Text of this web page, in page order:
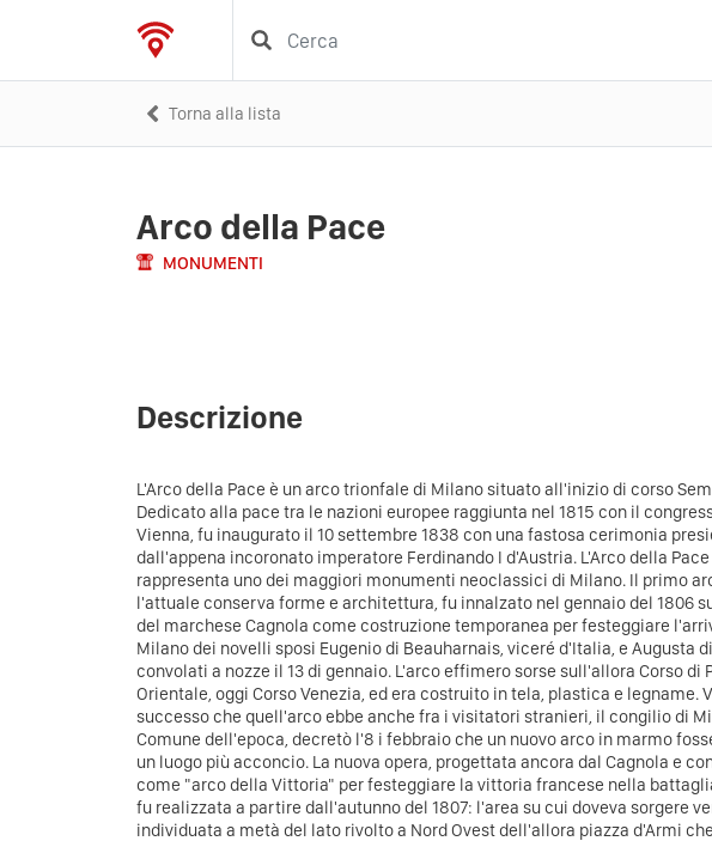
Torna alla lista
Arco della Pace
MONUMENTI
Descrizione
L'Arco della Pace è un arco trionfale di Milano situato all'inizio di corso
Dedicato alla pace tra le nazioni europee raggiunta nel 1815 con il
Vienna, fu inaugurato il 10 settembre 1838 con una fastosa cerimonia
dall'appena incoronato imperatore Ferdinando I d'Austria. L'Arco della Pace
rappresenta uno dei maggiori monumenti neoclassici di Milano. Il primo
l'attuale conserva forme e architettura, fu innalzato nel gennaio del 1806
del marchese Cagnola come costruzione temporanea per festeggiare
Milano dei novelli sposi Eugenio di Beauharnais, viceré d'Italia, e Augusta
convolati a nozze il 13 di gennaio. L'arco effimero sorse sull'allora Corso di
Orientale, oggi Corso Venezia, ed era costruito in tela, plastica e legname.
successo che quell'arco ebbe anche fra i visitatori stranieri, il congilio di
Comune dell'epoca, decretò l'8 i febbraio che un nuovo arco in marmo
un luogo più acconcio. La nuova opera, progettata ancora dal Cagnola e
come "arco della Vittoria" per festeggiare la vittoria francese nella
fu realizzata a partire dall'autunno del 1807: l'area su cui doveva sorgere
individuata a metà del lato rivolto a Nord Ovest dell'allora piazza d'Armi